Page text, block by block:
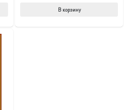
В корзину